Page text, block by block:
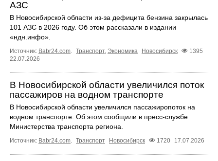
АЗС
В Новосибирской области из-за дефицита бензина закрылась
101 АЗС в 2026 году. Об этом рассказали в издании
«ндн.инфо».
Источник: Babr24.com. Транспорт, Экономика Новосибирск
1395
22.07.2026
В Новосибирской области увеличился поток
пассажиров на водном транспорте
В Новосибирской области увеличился пассажиропоток на
водном транспорте. Об этом сообщили в пресс-службе
Министерства транспорта региона.
Источник: Babr24.com. Транспорт Новосибирск 1720 17.07.2026